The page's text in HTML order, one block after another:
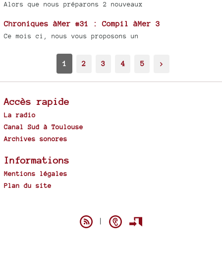
Alors que nous préparons 2 nouveaux
Chroniques àMer #31 : Compil àMer 3
Ce mois ci, nous vous proposons un
1 2 3 4 5 >
Accès rapide
La radio
Canal Sud à Toulouse
Archives sonores
Informations
Mentions légales
Plan du site
|